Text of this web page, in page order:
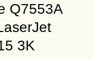
Q7553A
3K